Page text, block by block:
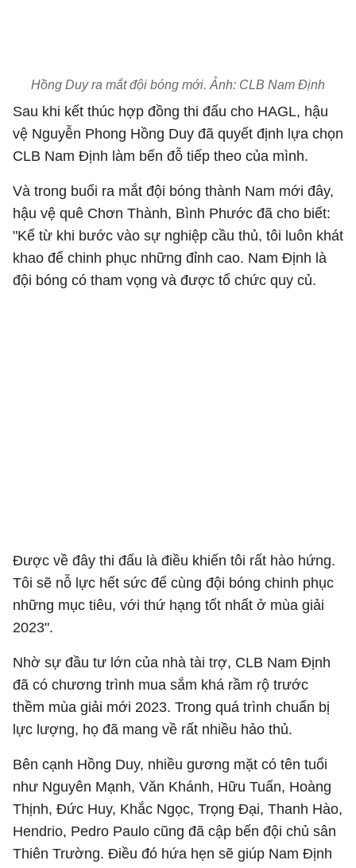
Hồng Duy ra mắt đội bóng mới. Ảnh: CLB Nam Định
Sau khi kết thúc hợp đồng thi đấu cho HAGL, hậu
vệ Nguyễn Phong Hồng Duy đã quyết định lựa chọn
CLB Nam Định làm bến đỗ tiếp theo của mình.
Và trong buổi ra mắt đội bóng thành Nam mới đây,
hậu vệ quê Chơn Thành, Bình Phước đã cho biết:
"Kể từ khi bước vào sự nghiệp cầu thủ, tôi luôn khát
khao để chinh phục những đỉnh cao. Nam Định là
đội bóng có tham vọng và được tổ chức quy củ.
Được về đây thi đấu là điều khiến tôi rất hào hứng.
Tôi sẽ nỗ lực hết sức để cùng đội bóng chinh phục
những mục tiêu, với thứ hạng tốt nhất ở mùa giải
2023".
Nhờ sự đầu tư lớn của nhà tài trợ, CLB Nam Định
đã có chương trình mua sắm khá rầm rộ trước
thềm mùa giải mới 2023. Trong quá trình chuẩn bị
lực lượng, họ đã mang về rất nhiều hảo thủ.
Bên cạnh Hồng Duy, nhiều gương mặt có tên tuổi
như Nguyên Mạnh, Văn Khánh, Hữu Tuấn, Hoàng
Thịnh, Đức Huy, Khắc Ngọc, Trọng Đại, Thanh Hào,
Hendrio, Pedro Paulo cũng đã cập bến đội chủ sân
Thiên Trường. Điều đó hứa hẹn sẽ giúp Nam Định